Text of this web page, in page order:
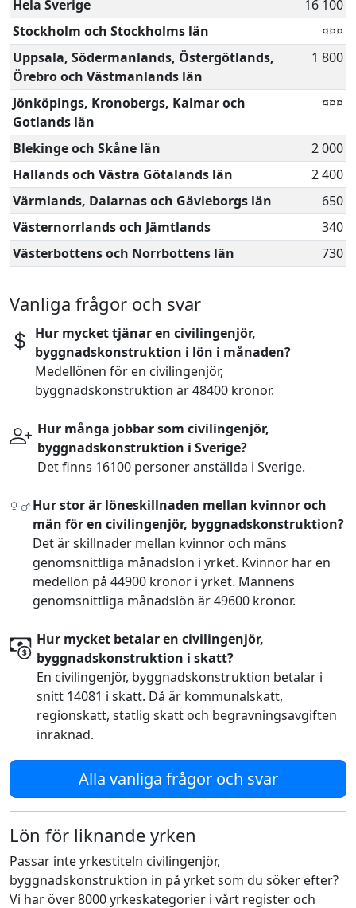
Hela Sverige
16 100
Stockholm och Stockholms län
¤¤¤
Uppsala, Södermanlands, Östergötlands,
Örebro och Västmanlands län
1 800
Jönköpings, Kronobergs, Kalmar och
Gotlands län
¤¤¤
Blekinge och Skåne län
2 000
Hallands och Västra Götalands län
2 400
Värmlands, Dalarnas och Gävleborgs län
650
Västernorrlands och Jämtlands
340
Västerbottens och Norrbottens län
730
Vanliga frågor och svar
Hur mycket tjänar en civilingenjör,
byggnadskonstruktion i lön i månaden?
Medellönen för en civilingenjör,
byggnadskonstruktion är 48400 kronor.
Hur många jobbar som civilingenjör,
byggnadskonstruktion i Sverige?
Det finns 16100 personer anställda i Sverige.
Hur stor är löneskillnaden mellan kvinnor och
män för en civilingenjör, byggnadskonstruktion?
Det är skillnader mellan kvinnor och mäns
genomsnittliga månadslön i yrket. Kvinnor har en
medellön på 44900 kronor i yrket. Männens
genomsnittliga månadslön är 49600 kronor.
Hur mycket betalar en civilingenjör,
byggnadskonstruktion i skatt?
En civilingenjör, byggnadskonstruktion betalar i
snitt 14081 i skatt. Då är kommunalskatt,
regionskatt, statlig skatt och begravningsavgiften
inräknad.
Alla vanliga frågor och svar
Lön för liknande yrken
Passar inte yrkestiteln civilingenjör,
byggnadskonstruktion in på yrket som du söker efter?
Vi har över 8000 yrkeskategorier i vårt register och